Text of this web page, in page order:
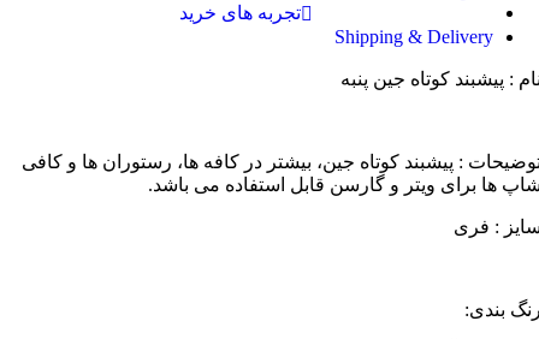
تجربه های خرید
Shipping & Delivery
: پیشبند کوتاه جین پنبه
: پیشبند کوتاه جین، بیشتر در کافه ها، رستوران ها و کافی
ها برای ویتر و گارسن قابل استفاده می باشد.
: فری
بندی: